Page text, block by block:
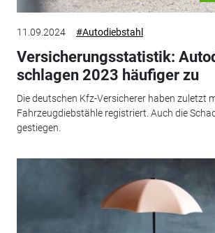
11.09.2024 #Autodiebstahl
Versicherungsstatistik:
schlagen 2023 häufiger zu
Die deutschen Kfz-Versicherer haben zuletzt
Fahrzeugdiebstähle registriert. Auch die
gestiegen.